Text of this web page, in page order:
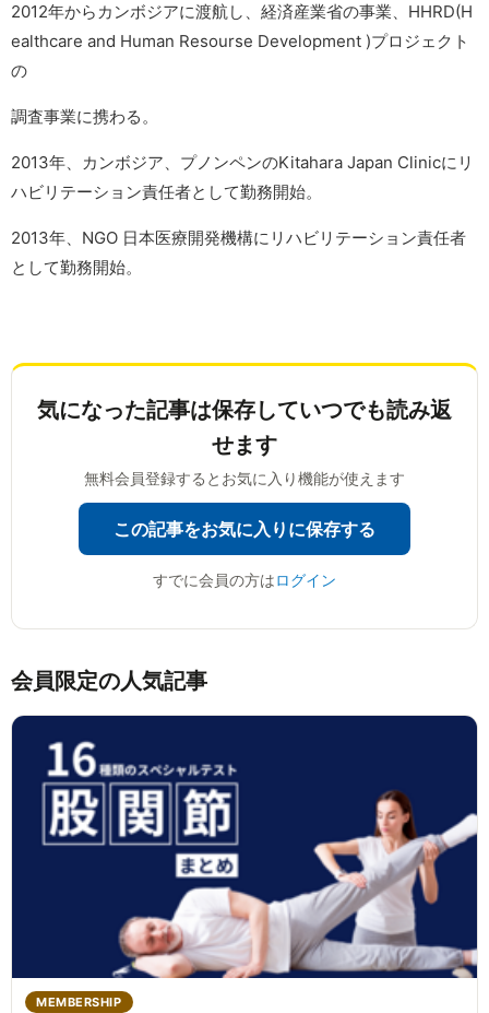
2012年からカンボジアに渡航し、経済産業省の事業、 HHRD(H
ealthcare and Human Resourse Development )プロジェクト
の
調査事業に携わる。
2013年、カンボジア、プノンペンのKitahara Japan Clinicにリ
ハビリテーション責任者として勤務開始。
2013年、NGO 日本医療開発機構にリハビリテーション責任者
として勤務開始。
気になった記事は保存していつでも読み返
せます
無料会員登録するとお気に入り機能が使えます
この記事をお気に入りに保存する
すでに会員の方はログイン
会員限定の人気記事
MEMBERSHIP